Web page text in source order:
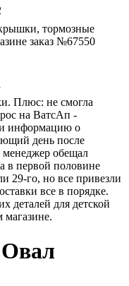
тормозные
заказ №67550
Плюс: не смогла
на ВатсАп -
информацию о
день после
менеджер обещал
в первой половине
29-го, но все привезли
все в порядке.
деталей для детской
магазине.